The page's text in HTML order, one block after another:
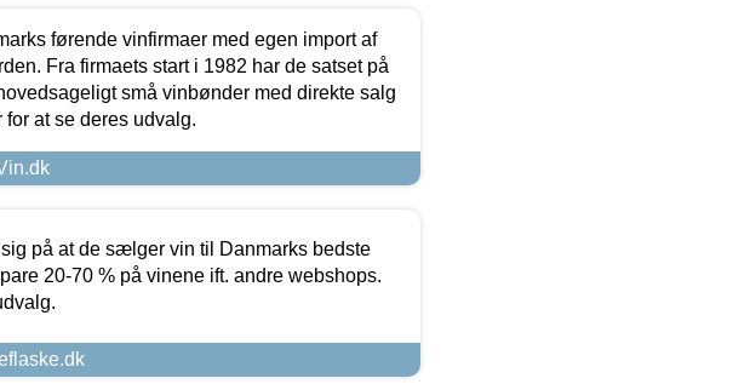
førende vinfirmaer med egen import af
Fra firmaets start i 1982 har de satset på
små vinbønder med direkte salg
at se deres udvalg.
på at de sælger vin til Danmarks bedste
20-70 % på vinene ift. andre webshops.